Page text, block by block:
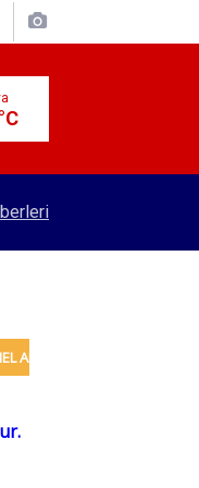
tren hattı yapılacak!